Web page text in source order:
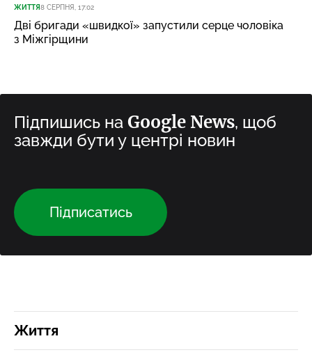
ЖИТТЯ8 СЕРПНЯ, 17:02
Дві бригади «швидкої» запустили серце чоловіка
з Міжгірщини
Підпишись на Google News, щоб
завжди бути у центрі новин
Підписатись
Життя